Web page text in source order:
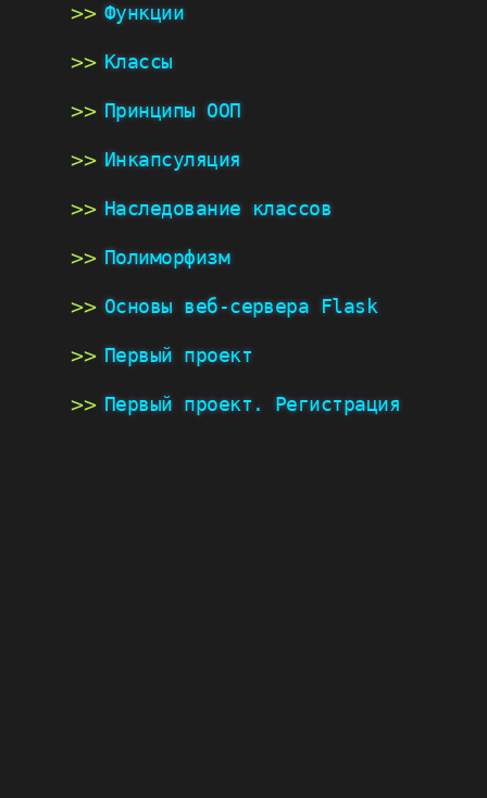
Функции
Классы
Принципы ООП
Инкапсуляция
Наследование классов
Полиморфизм
Основы веб-сервера Flask
Первый проект
Первый проект. Регистрация